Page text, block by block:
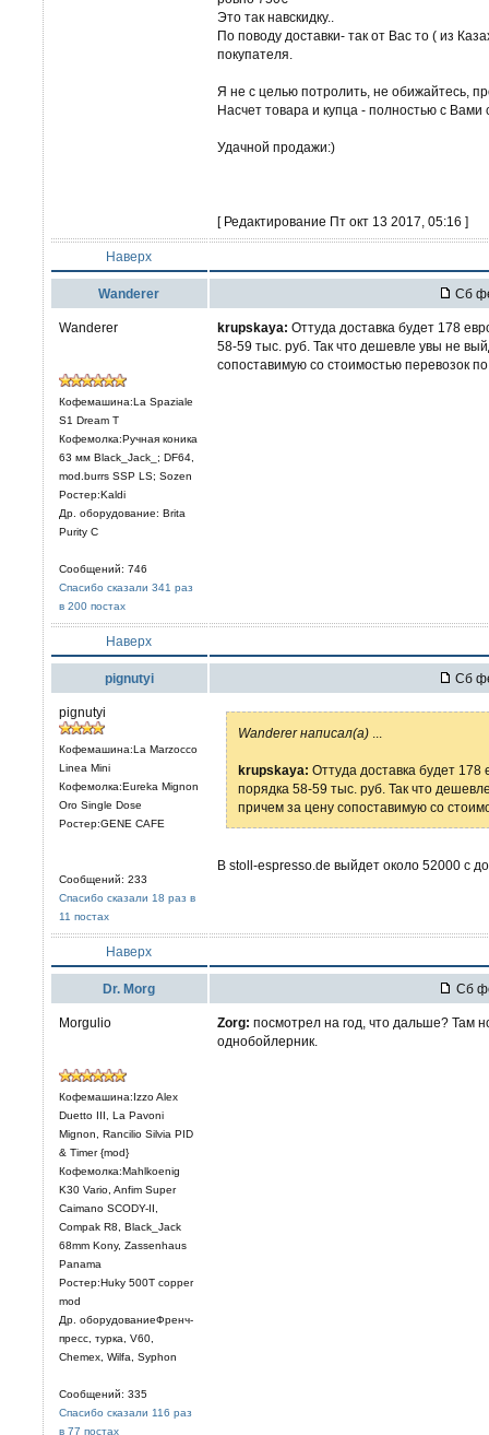
Это так навскидку..
По поводу доставки- так от Вас то ( из
покупателя.
Я не с целью потролить, не обижайтесь,
Насчет товара и купца - полностью с Вами
Удачной продажи:)
[ Редактирование Пт окт 13 2017, 05:16 ]
Наверх
Wanderer Сб
Wanderer
Кофемашина:La Spaziale
S1 Dream T
Кофемолка:Ручная коника
63 мм Black_Jack_; DF64,
mod.burrs SSP LS; Sozen
Ростер:Kaldi
Др. оборудование: Brita
Purity C
Сообщений: 746
Спасибо сказали 341 раз
в 200 постах
krupskaya: Оттуда доставка будет 178
58-59 тыс. руб. Так что дешевле увы не
сопоставимую со стоимостью перевозок
Наверх
pignutyi Сб
pignutyi
Кофемашина:La Marzocco
Linea Mini
Кофемолка:Eureka Mignon
Oro Single Dose
Ростер:GENE CAFE
Сообщений: 233
Спасибо сказали 18 раз в
11 постах
Wanderer написал(а)
krupskaya: Оттуда доставка будет
порядка 58-59 тыс. руб. Так что
причем за цену сопоставимую со
В stoll-espresso.de выйдет около 52000 с
Наверх
Dr. Morg Сб
Morgulio
Кофемашина:Izzo Alex
Duetto III, La Pavoni
Mignon, Rancilio Silvia PID
& Timer {mod}
Кофемолка:Mahlkoenig
K30 Vario, Anfim Super
Caimano SCODY-II,
Compak R8, Black_Jack
68mm Kony, Zassenhaus
Panama
Ростер:Huky 500T copper
mod
Др. оборудованиеФренч-
пресс, турка, V60,
Chemex, Wilfa, Syphon
Сообщений: 335
Спасибо сказали 116 раз
в 77 постах
Zorg: посмотрел на год, что дальше? Там
однобойлерник.